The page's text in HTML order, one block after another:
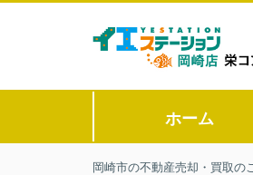
ホーム
岡崎市の不動産売却・買取の